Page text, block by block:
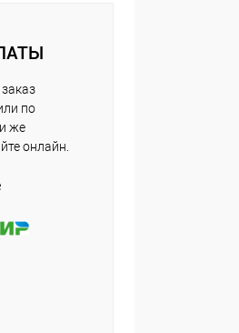
по
же
онлайн.